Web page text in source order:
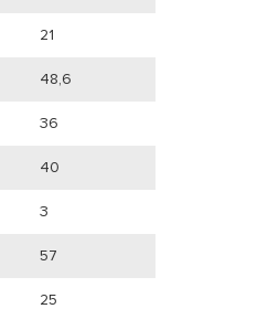
21
48,6
36
40
3
57
25